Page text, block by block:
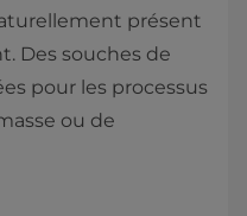
présent
Des souches de
pour les processus
ou de